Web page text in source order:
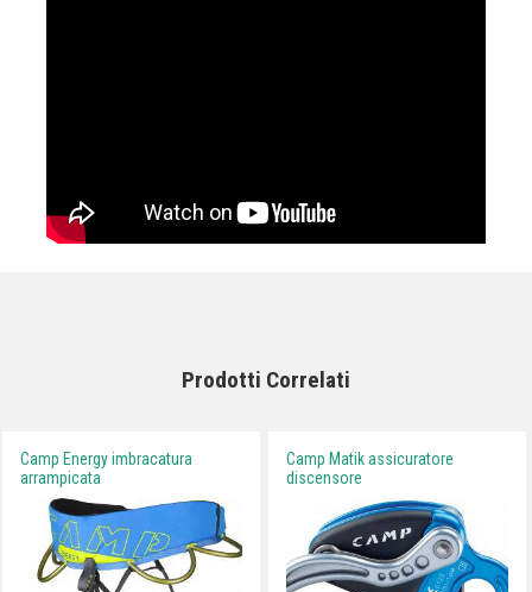
Prodotti Correlati
Camp Energy imbracatura
arrampicata
Camp Matik assicuratore
discensore